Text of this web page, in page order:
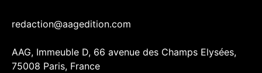
redaction@aagedition.com
AAG, Immeuble D, 66 avenue des Champs Elysées,
75008 Paris, France